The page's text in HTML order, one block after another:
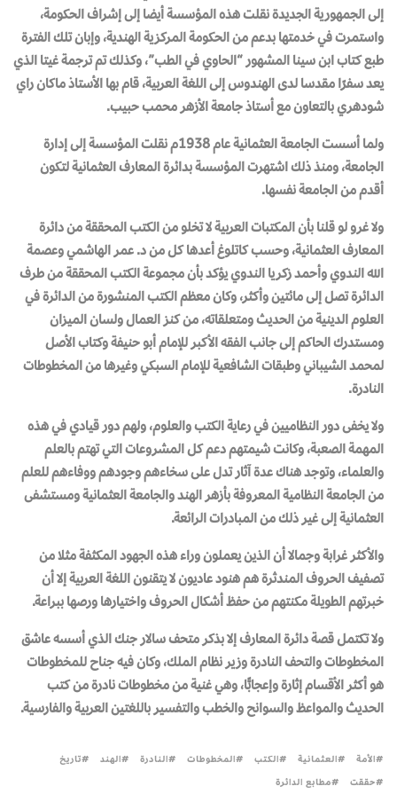
إلى الجمهورية الجديدة نقلت هذه المؤسسة أيضا إلى إشراف الحكومة،
واستمرت في خدمتها بدعم من الحكومة المركزية الهندية، وإبان تلك الفترة
طبع كتاب ابن سينا المشهور “الحاوي في الطب”، وكذلك تم ترجمة غيتا الذي
يعد سفرًا مقدسا لدى الهندوس إلى اللغة العربية، قام بها الأستاذ ماكان راي
شودهري بالتعاون مع أستاذ جامعة الأزهر محمب حبيب.
ولما أسست الجامعة العثمانية عام 1938م نقلت المؤسسة إلى إدارة
الجامعة، ومنذ ذلك اشتهرت المؤسسة بدائرة المعارف العثمانية لتكون
أقدم من الجامعة نفسها.
ولا غرو لو قلنا بأن المكتبات العربية لا تخلو من الكتب المحققة من دائرة
المعارف العثمانية، وحسب كاتلوغ أعدها كل من د. عمر الهاشمي وعصمة
الله الندوي وأحمد زكريا الندوي يؤكد بأن مجموعة الكتب المحققة من طرف
الدائرة تصل إلى مائتين وأكثر، وكان معظم الكتب المنشورة من الدائرة في
العلوم الدينية من الحديث ومتعلقاته، من كنز العمال ولسان الميزان
ومستدرك الحاكم إلى جانب الفقه الأكبر للإمام أبو حنيفة وكتاب الأصل
لمحمد الشيباني وطبقات الشافعية للإمام السبكي وغيرها من المخطوطات
النادرة.
ولا يخفى دور النظاميين في رعاية الكتب والعلوم، ولهم دور قيادي في هذه
المهمة الصعبة، وكانت شيمتهم دعم كل المشروعات التي تهتم بالعلم
والعلماء، وتوجد هناك عدة آثار تدل على سخاءهم وجودهم ووفاءهم للعلم
من الجامعة النظامية المعروفة بأزهر الهند والجامعة العثمانية ومستشفى
العثمانية إلى غير ذلك من المبادرات الرائعة.
والأكثر غرابة وجمالا أن الذين يعملون وراء هذه الجهود المكثفة مثلا من
تصفيف الحروف المندثرة هم هنود عاديون لا يتقنون اللغة العربية إلا أن
خبرتهم الطويلة مكنتهم من حفظ أشكال الحروف واختيارها ورصها ببراعة.
ولا تكتمل قصة دائرة المعارف إلا بذكر متحف سالار جنك الذي أسسه عاشق
المخطوطات والتحف النادرة وزير نظام الملك، وكان فيه جناح للمخطوطات
هو أكثر الأقسام إثارة وإعجابًّا، وهي غنية من مخطوطات نادرة من كتب
الحديث والمواعظ والسوانح والخطب والتفسير باللغتين العربية والفارسية.
الأمة العثمانية الكتب المخطوطات النادرة الهند
تاريخ
حققت
مطابع الدائرة